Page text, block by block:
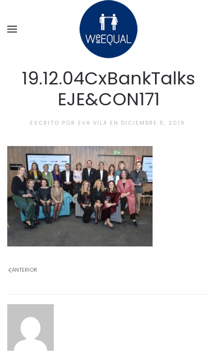
Ir al contenido principal
19.12.04CxBankTalks
EJE&CON171
ESCRITO POR EVA VILA EN DICIEMBRE 5, 2019 .
ANTERIOR